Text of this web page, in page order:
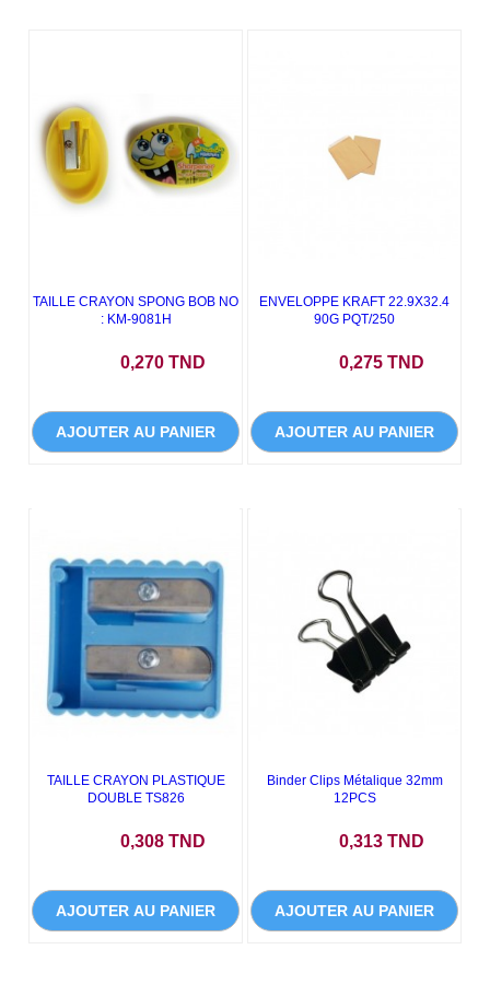
TAILLE CRAYON SPONG BOB NO
: KM-9081H
0,270 TND
AJOUTER AU PANIER
ENVELOPPE KRAFT 22.9X32.4
90G PQT/250
0,275 TND
AJOUTER AU PANIER
TAILLE CRAYON PLASTIQUE
DOUBLE TS826
0,308 TND
AJOUTER AU PANIER
Binder Clips Métalique 32mm
12PCS
0,313 TND
AJOUTER AU PANIER